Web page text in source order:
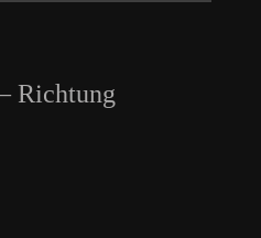
Richtung